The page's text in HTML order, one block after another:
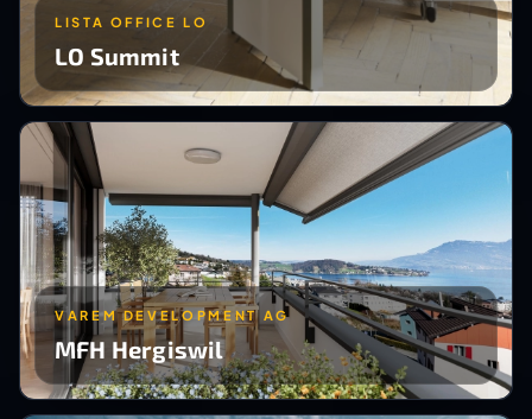
LISTA OFFICE LO
LO Summit
VAREM DEVELOPMENT AG
MFH Hergiswil